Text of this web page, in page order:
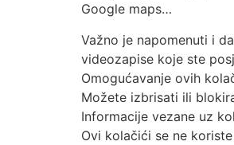
Google maps…
Važno je napomenuti i
videozapise koje ste
Omogućavanje ovih
Možete izbrisati ili
Informacije vezane uz
Ovi kolačići se ne